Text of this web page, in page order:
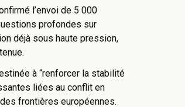
l’envoi de 5 000
profondes sur
déjà sous haute pression,
à “renforcer la stabilité
liées au conflit en
frontières européennes.